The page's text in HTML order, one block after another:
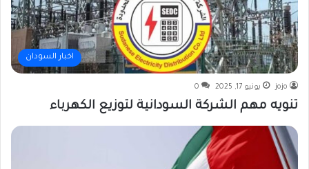
اخبار السودان
jojo يونيو 17, 2025 0
تنويه مهم الشركة السودانية لتوزيع الكهرباء